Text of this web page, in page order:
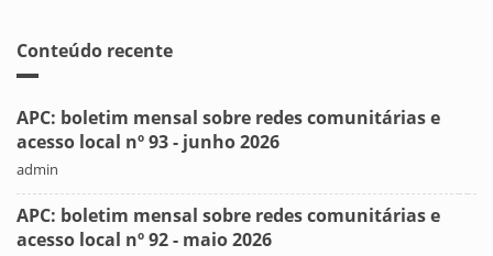
Conteúdo recente
APC: boletim mensal sobre redes comunitárias e
acesso local nº 93 - junho 2026
admin
APC: boletim mensal sobre redes comunitárias e
acesso local nº 92 - maio 2026